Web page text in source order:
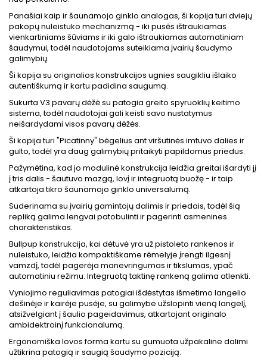
Panašiai kaip ir šaunamojo ginklo analogas, ši kopija turi dviejų
pakopų nuleistuko mechanizmą - iki pusės ištraukiamas
vienkartiniams šūviams ir iki galo ištraukiamas automatiniam
šaudymui, todėl naudotojams suteikiama įvairių šaudymo
galimybių.
Ši kopija su originalios konstrukcijos ugnies saugikliu išlaiko
autentiškumą ir kartu padidina saugumą.
Sukurta V3 pavarų dėžė su patogia greito spyruoklių keitimo
sistema, todėl naudotojai gali keisti savo nustatymus
neišardydami visos pavarų dėžės.
Ši kopija turi "Picatinny" bėgelius ant viršutinės imtuvo dalies ir
gulto, todėl yra daug galimybių pritaikyti papildomus priedus.
Pažymėtina, kad jo modulinė konstrukcija leidžia greitai išardyti jį
į tris dalis - šautuvo mazgą, lovį ir integruotą buožę - ir taip
atkartoja tikro šaunamojo ginklo universalumą.
Suderinama su įvairių gamintojų dalimis ir priedais, todėl šią
repliką galima lengvai patobulinti ir pagerinti asmenines
charakteristikas.
Bullpup konstrukcija, kai dėtuvė yra už pistoleto rankenos ir
nuleistuko, leidžia kompaktiškame rėmelyje įrengti ilgesnį
vamzdį, todėl pagerėja manevringumas ir tikslumas, ypač
automatiniu režimu. Integruotą taktinę rankeną galima atlenkti.
Vyniojimo reguliavimas patogiai išdėstytas išmetimo langelio
dešinėje ir kairėje pusėje, su galimybe užslopinti vieną langelį,
atsižvelgiant į šaulio pageidavimus, atkartojant originalo
ambidektroinį funkcionalumą.
Ergonomiška lovos forma kartu su gumuota užpakaline dalimi
užtikrina patogią ir saugią šaudymo poziciją.